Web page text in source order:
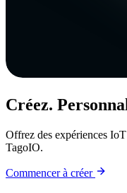
Créez.
Offrez des expériences
TagoIO.
Commencer à créer